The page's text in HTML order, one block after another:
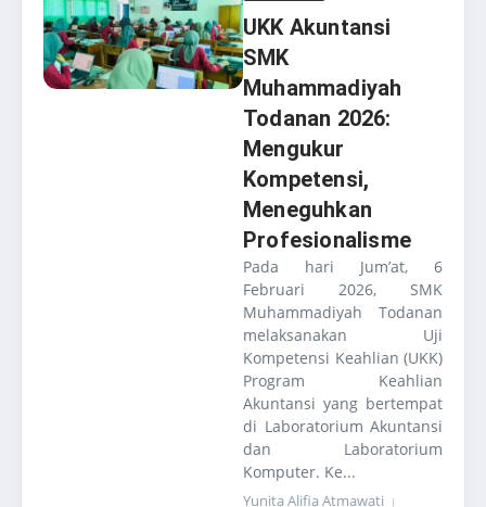
UKK Akuntansi
SMK
Muhammadiyah
Todanan 2026:
Mengukur
Kompetensi,
Meneguhkan
Profesionalisme
Pada hari Jum’at, 6
Februari 2026, SMK
Muhammadiyah Todanan
melaksanakan Uji
Kompetensi Keahlian (UKK)
Program Keahlian
Akuntansi yang bertempat
di Laboratorium Akuntansi
dan Laboratorium
Komputer. Ke...
Yunita Alifia Atmawati